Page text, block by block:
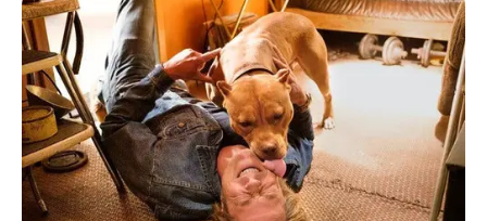
สีชมพู สีบานเย็น เสริมอำนาจ วาสนา บารมี ชัยชนะ
สีเขียว เสริมการเงิน โชคลาภ ความสุข
สีน้ำตาล สีเทา เสริมการสนับสนุน รักใคร่ เอ็นดู
สีต้องห้าม อับโชค
สีฟ้า สีน้ำเงิน สีกรมท่า